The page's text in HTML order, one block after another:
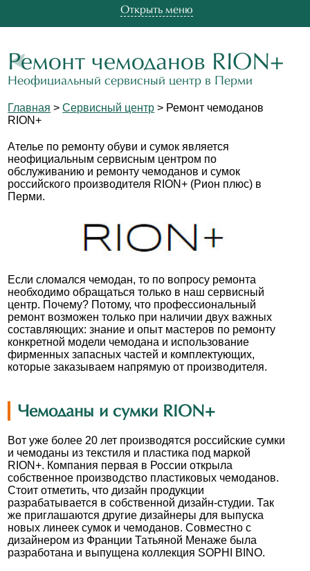
Открыть меню
Ремонт чемоданов RION+
Неофициальный сервисный центр в Перми
Главная >Сервисный центр > Ремонт чемоданов
RION+
Ателье по ремонту обуви и сумок является
неофициальным сервисным центром по
обслуживанию и ремонту чемоданов и сумок
российского производителя RION+ (Рион плюс) в
Перми.
Если сломался чемодан, то по вопросу ремонта
необходимо обращаться только в наш сервисный
центр. Почему? Потому, что профессиональный
ремонт возможен только при наличии двух важных
составляющих: знание и опыт мастеров по ремонту
конкретной модели чемодана и использование
фирменных запасных частей и комплектующих,
которые заказываем напрямую от производителя.
Чемоданы и сумки RION+
Вот уже более 20 лет производятся российские сумки
и чемоданы из текстиля и пластика под маркой
RION+. Компания первая в России открыла
собственное производство пластиковых чемоданов.
Стоит отметить, что дизайн продукции
разрабатывается в собственной дизайн-студии. Так
же приглашаются другие дизайнеры для выпуска
новых линеек сумок и чемоданов. Совместно с
дизайнером из Франции Татьяной Менаже была
разработана и выпущена коллекция SOPHI BINO.